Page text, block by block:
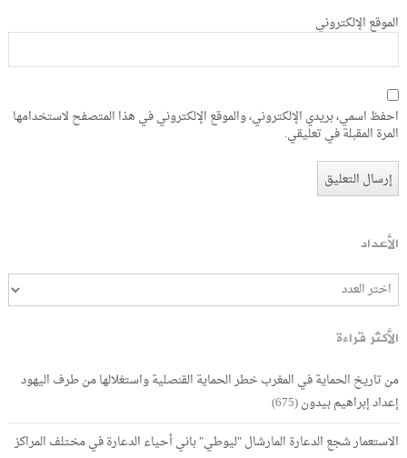
الموقع الإلكتروني
احفظ اسمي، بريدي الإلكتروني، والموقع الإلكتروني في هذا المتصفح لاستخدامها
المرة المقبلة في تعليقي.
الأعداد
الأكثر قراءة
من تاريخ الحماية في المغرب خطر الحماية القنصلية واستغلالها من طرف اليهود
إعداد إبراهيم بيدون(675)
الاستعمار شجع الدعارة المارشال "ليوطي" باني أحياء الدعارة في مختلف المراكز